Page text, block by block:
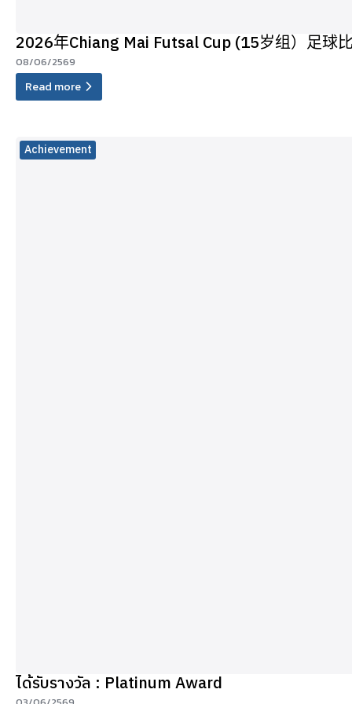
2026年Chiang Mai Futsal Cup (15岁组）足球
08/06/2569
Read more
Achievement
ได้รับรางวัล : Platinum Award